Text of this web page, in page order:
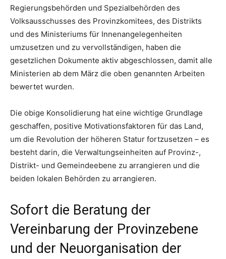
Regierungsbehörden und Spezialbehörden des
Volksausschusses des Provinzkomitees, des Distrikts
und des Ministeriums für Innenangelegenheiten
umzusetzen und zu vervollständigen, haben die
gesetzlichen Dokumente aktiv abgeschlossen, damit alle
Ministerien ab dem März die oben genannten Arbeiten
bewertet wurden.
Die obige Konsolidierung hat eine wichtige Grundlage
geschaffen, positive Motivationsfaktoren für das Land,
um die Revolution der höheren Statur fortzusetzen – es
besteht darin, die Verwaltungseinheiten auf Provinz-,
Distrikt- und Gemeindeebene zu arrangieren und die
beiden lokalen Behörden zu arrangieren.
Sofort die Beratung der
Vereinbarung der Provinzebene
und der Neuorganisation der